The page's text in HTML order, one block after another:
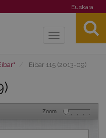
Euskara
Toggle
Eibar 115 (2013-09)
Zoom